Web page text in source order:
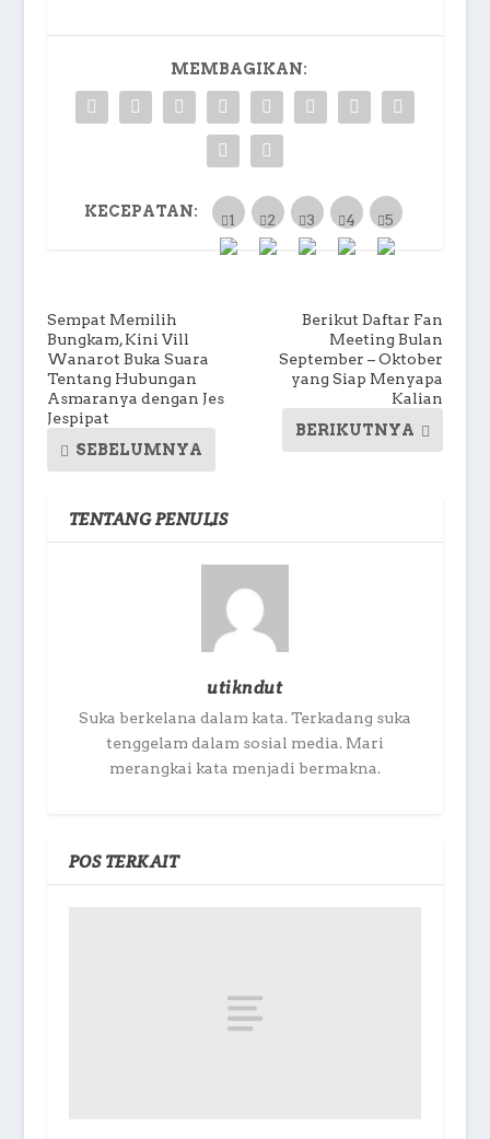
MEMBAGIKAN:
KECEPATAN:
Sempat Memilih
Bungkam, Kini Vill
Wanarot Buka Suara
Tentang Hubungan
Asmaranya dengan Jes
Jespipat
SEBELUMNYA
Berikut Daftar Fan
Meeting Bulan
September – Oktober
yang Siap Menyapa
Kalian
BERIKUTNYA
TENTANG PENULIS
utikndut
Suka berkelana dalam kata. Terkadang suka
tenggelam dalam sosial media. Mari
merangkai kata menjadi bermakna.
POS TERKAIT